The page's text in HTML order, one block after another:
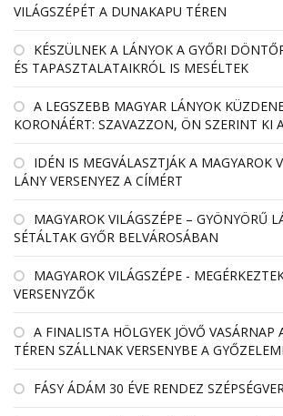
VILÁGSZÉPÉT A DUNAKAPU TÉREN
KÉSZÜLNEK A LÁNYOK A GYŐRI
ÉS TAPASZTALATAIKRÓL IS MESÉLTEK
A LEGSZEBB MAGYAR LÁNYOK
KORONÁÉRT: SZAVAZZON, ÖN SZERINT KI
IDÉN IS MEGVÁLASZTJÁK A MAGYAROK
LÁNY VERSENYEZ A CÍMÉRT
MAGYAROK VILÁGSZÉPE – GYÖNYÖRŰ
SÉTÁLTAK GYŐR BELVÁROSÁBAN
MAGYAROK VILÁGSZÉPE -
VERSENYZŐK
A FINALISTA HÖLGYEK JÖVŐ VASÁRNAP
TÉREN SZÁLLNAK VERSENYBE A
FÁSY ÁDÁM 30 ÉVE RENDEZ